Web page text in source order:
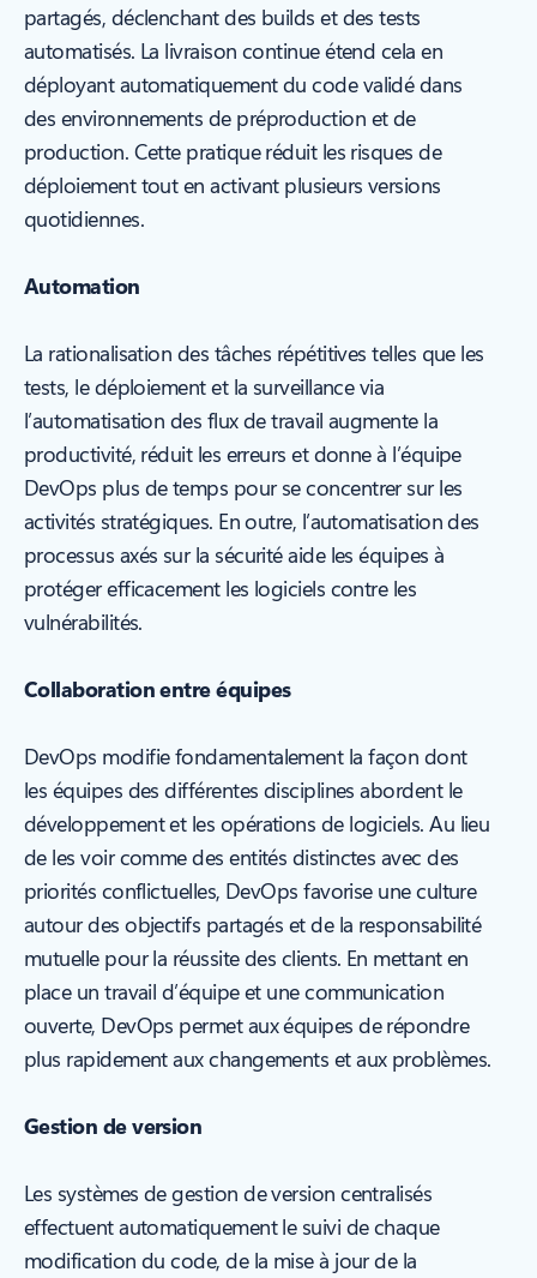
partagés, déclenchant des builds et des tests
automatisés. La livraison continue étend cela en
déployant automatiquement du code validé dans
des environnements de préproduction et de
production. Cette pratique réduit les risques de
déploiement tout en activant plusieurs versions
quotidiennes.
Automation
La rationalisation des tâches répétitives telles que les
tests, le déploiement et la surveillance via
l’automatisation des flux de travail augmente la
productivité, réduit les erreurs et donne à l’équipe
DevOps plus de temps pour se concentrer sur les
activités stratégiques. En outre, l’automatisation des
processus axés sur la sécurité aide les équipes à
protéger efficacement les logiciels contre les
vulnérabilités.
Collaboration entre équipes
DevOps modifie fondamentalement la façon dont
les équipes des différentes disciplines abordent le
développement et les opérations de logiciels. Au lieu
de les voir comme des entités distinctes avec des
priorités conflictuelles, DevOps favorise une culture
autour des objectifs partagés et de la responsabilité
mutuelle pour la réussite des clients. En mettant en
place un travail d’équipe et une communication
ouverte, DevOps permet aux équipes de répondre
plus rapidement aux changements et aux problèmes.
Gestion de version
Les systèmes de gestion de version centralisés
effectuent automatiquement le suivi de chaque
modification du code, de la mise à jour de la